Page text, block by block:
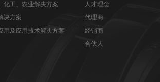
化工、农业解决方案
决方案
用及应用技术解决方案
人才理念
代理商
经销商
合伙人